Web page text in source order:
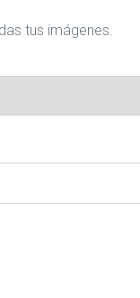
tus imágenes.